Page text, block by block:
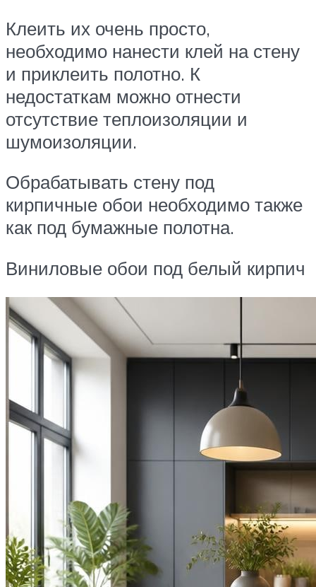
Клеить их очень просто,
необходимо нанести клей на стену
и приклеить полотно. К
недостаткам можно отнести
отсутствие теплоизоляции и
шумоизоляции.
Обрабатывать стену под
кирпичные обои необходимо также
как под бумажные полотна.
Виниловые обои под белый кирпич